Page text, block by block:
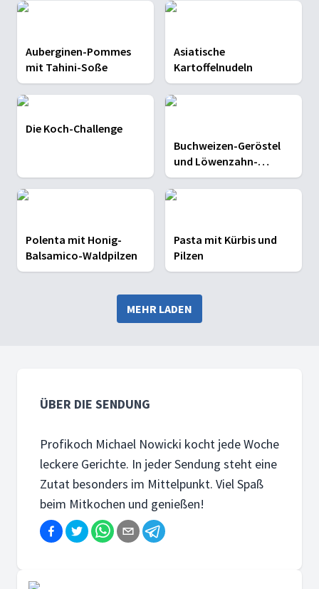
Auberginen-Pommes
mit Tahini-Soße
Asiatische
Kartoffelnudeln
Die Koch-Challenge
Buchweizen-Geröstel
und Löwenzahn-
Birnensalat
Polenta mit Honig-
Balsamico-Waldpilzen
Pasta mit Kürbis und
Pilzen
MEHR LADEN
ÜBER DIE SENDUNG
Profikoch Michael Nowicki kocht jede Woche
leckere Gerichte. In jeder Sendung steht eine
Zutat besonders im Mittelpunkt. Viel Spaß
beim Mitkochen und genießen!